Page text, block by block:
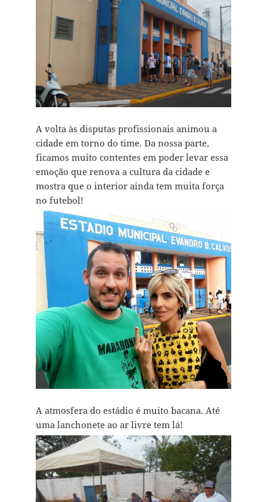
A volta às disputas profissionais animou a
cidade em torno do time. Da nossa parte,
ficamos muito contentes em poder levar essa
emoção que renova a cultura da cidade e
mostra que o interior ainda tem muita força
no futebol!
A atmosfera do estádio é muito bacana. Até
uma lanchonete ao ar livre tem lá!